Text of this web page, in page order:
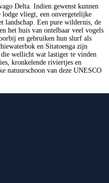
Delta. Indien gewenst kunnen
vliegt, een onvergetelijke
landschap. Een pure wildernis, de
het huis van ontelbaar veel vogels
en gebruiken hun slurf als
en Sitatoenga zijn
wellicht wat lastiger te vinden
kronkelende riviertjes en
natuurschoon van deze UNESCO